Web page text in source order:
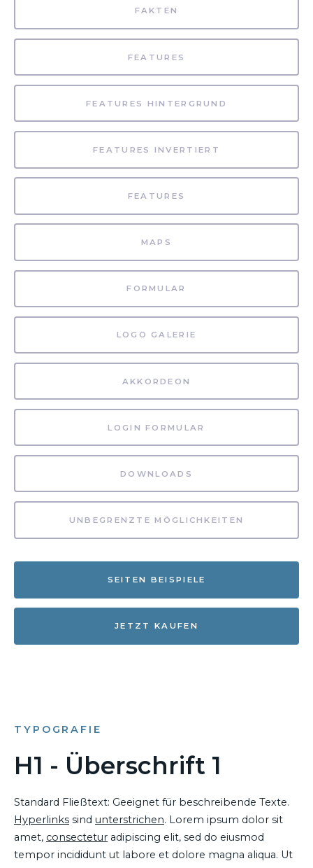
FAKTEN
FEATURES
FEATURES HINTERGRUND
FEATURES INVERTIERT
FEATURES
MAPS
FORMULAR
LOGO GALERIE
AKKORDEON
LOGIN FORMULAR
DOWNLOADS
UNBEGRENZTE MÖGLICHKEITEN
SEITEN BEISPIELE
JETZT KAUFEN
TYPOGRAFIE
H1 - Überschrift 1
Standard Fließtext: Geeignet für beschreibende Texte.
Hyperlinks sind unterstrichen. Lorem ipsum dolor sit
amet, consectetur adipiscing elit, sed do eiusmod
tempor incididunt ut labore et dolore magna aliqua. Ut